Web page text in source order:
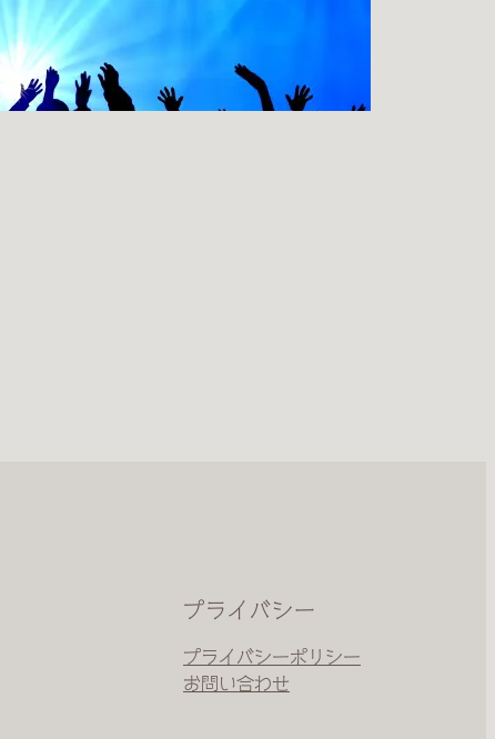
プライバシー
プライバシーポリシー
お問い合わせ